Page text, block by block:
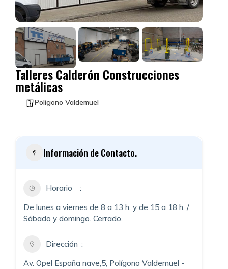
Talleres Calderón Construcciones
metálicas
Polígono Valdemuel
Información de Contacto.
Horario
De lunes a viernes de 8 a 13 h. y de 15 a 18 h. /
Sábado y domingo. Cerrado.
Dirección
Av. Opel España nave,5, Polígono Valdemuel -